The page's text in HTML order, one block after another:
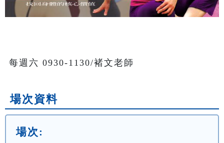
每週六 0930-1130/褚文老師
場次資料
場次: